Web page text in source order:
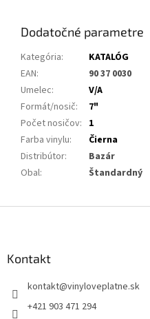
Dodatočné parametre
Kategória:
KATALÓG
EAN:
90 37 0030
Umelec:
V/A
Formát/nosič:
7"
Počet nosičov: 1
Farba vinylu:
Čierna
Distribútor:
Bazár
Obal: Štandardný
Kontakt
kontakt@vinyloveplatne.sk
+421 903 471 294